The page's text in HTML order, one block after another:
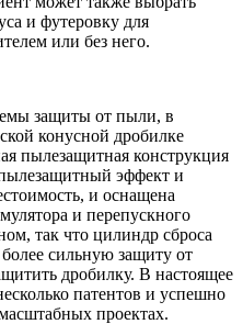
и футеровку для
или без него.
защиты от пыли, в
конусной дробилке
пылезащитная конструкция
эффект и
и оснащена
и перепускного
так что цилиндр сброса
сильную защиту от
дробилку. В настоящее
патентов и успешно
проектах.